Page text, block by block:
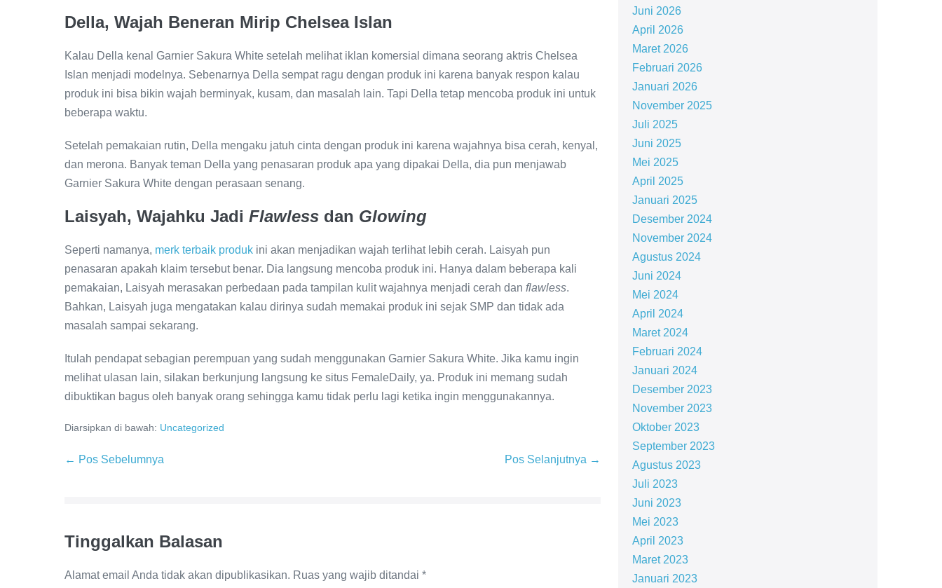
Della, Wajah Beneran Mirip Chelsea Islan
Kalau Della kenal Garnier Sakura White setelah melihat iklan komersial dimana seorang aktris Chelsea
Islan menjadi modelnya. Sebenarnya Della sempat ragu dengan produk ini karena banyak respon kalau
produk ini bisa bikin wajah berminyak, kusam, dan masalah lain. Tapi Della tetap mencoba produk ini untuk
beberapa waktu.
Setelah pemakaian rutin, Della mengaku jatuh cinta dengan produk ini karena wajahnya bisa cerah, kenyal,
dan merona. Banyak teman Della yang penasaran produk apa yang dipakai Della, dia pun menjawab
Garnier Sakura White dengan perasaan senang.
Laisyah, Wajahku Jadi Flawless dan Glowing
Seperti namanya, merk terbaik produk ini akan menjadikan wajah terlihat lebih cerah. Laisyah pun
penasaran apakah klaim tersebut benar. Dia langsung mencoba produk ini. Hanya dalam beberapa kali
pemakaian, Laisyah merasakan perbedaan pada tampilan kulit wajahnya menjadi cerah dan flawless.
Bahkan, Laisyah juga mengatakan kalau dirinya sudah memakai produk ini sejak SMP dan tidak ada
masalah sampai sekarang.
Itulah pendapat sebagian perempuan yang sudah menggunakan Garnier Sakura White. Jika kamu ingin
melihat ulasan lain, silakan berkunjung langsung ke situs FemaleDaily, ya. Produk ini memang sudah
dibuktikan bagus oleh banyak orang sehingga kamu tidak perlu lagi ketika ingin menggunakannya.
Diarsipkan di bawah: Uncategorized
Navigasi
← Pos Sebelumnya Pos Selanjutnya →
Tinggalkan Balasan
Alamat email Anda tidak akan dipublikasikan. Ruas yang wajib ditandai *
Juni 2026
April 2026
Maret 2026
Februari 2026
Januari 2026
November 2025
Juli 2025
Juni 2025
Mei 2025
April 2025
Januari 2025
Desember 2024
November 2024
Agustus 2024
Juni 2024
Mei 2024
April 2024
Maret 2024
Februari 2024
Januari 2024
Desember 2023
November 2023
Oktober 2023
September 2023
Agustus 2023
Juli 2023
Juni 2023
Mei 2023
April 2023
Maret 2023
Januari 2023